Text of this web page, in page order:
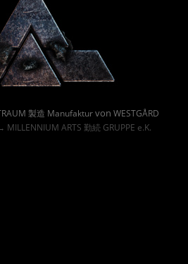
製造 Manufakturvon WESTGÅRD
MILLENNIUM ARTS 勤続 GRUPPE e.K.
Powered By :